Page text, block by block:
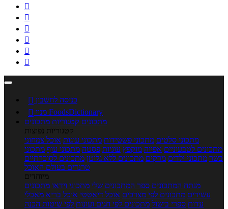






 כניסה לחשבון

מנוי FoodsDictionary
מתכונים קטגוריות מתכונים
קטגוריות נפוצות
מתכוני סלטים מתכוני פשטידות מתכוני עוגות אוכל צמחוני
מתכונים לטבעוניים אפייה מוקפץ עוגיות פסטה מתכוני עוף מתכוני
בשר מתכוני ילדים מרקים מתכונים ללא גלוטן מתכונים לסוכרתיים
טרנדים בעולם האוכל
מיוחדים
מנתח המתכונים ספר המתכונים שלי מתכוני וידאו מתכונים
עשירים מתכונים לפי מצרכים אוכל דיאטטי אוכל בריא מאכלי
עדות ספרי בישול מתכונים לפי חגים ועונות לפי שיטות הכנה